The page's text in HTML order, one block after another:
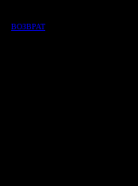
ВОЗВРАТ